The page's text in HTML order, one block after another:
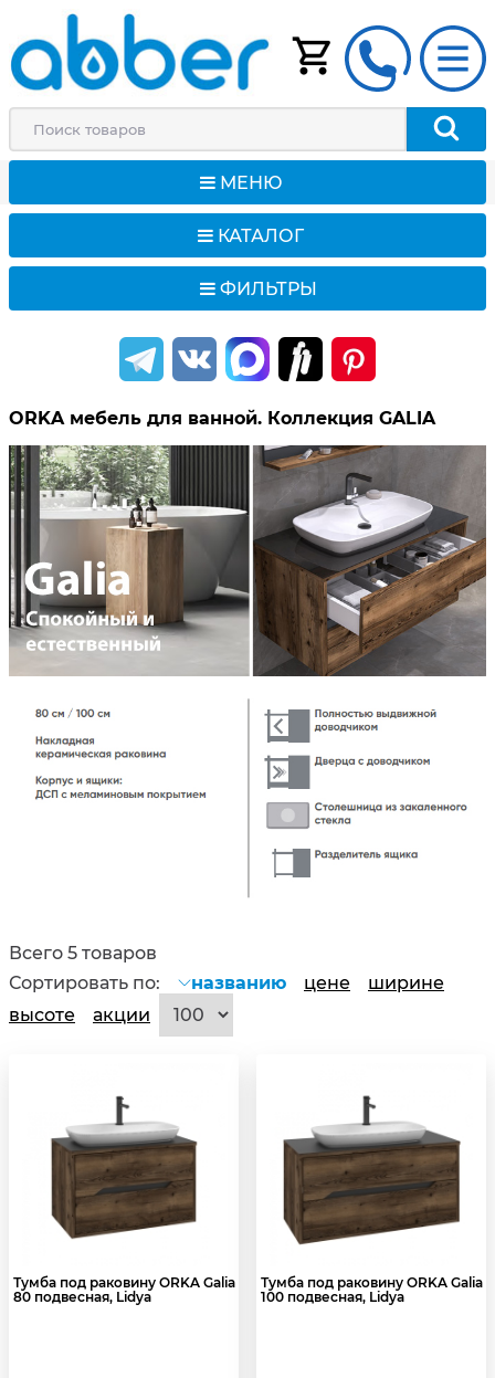
МЕНЮ
КАТАЛОГ
ФИЛЬТРЫ
ORKA мебель для ванной. Коллекция GALIA
Всего 5 товаров
Сортировать по:
названию цене
ширине
высоте
акции
Тумба под раковину ORKA Galia
80 подвесная, Lidya
Тумба под раковину ORKA Galia
100 подвесная, Lidya